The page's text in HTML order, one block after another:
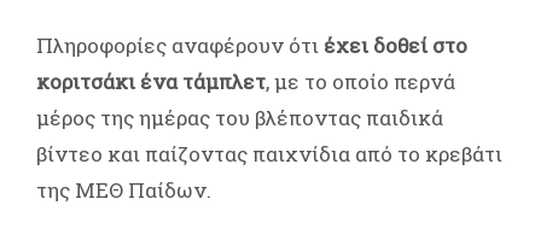
Πληροφορίες αναφέρουν ότι έχει δοθεί στο
κοριτσάκι ένα τάμπλετ, με το οποίο περνά
μέρος της ημέρας του βλέποντας παιδικά
βίντεο και παίζοντας παιχνίδια από το κρεβάτι
της ΜΕΘ Παίδων.